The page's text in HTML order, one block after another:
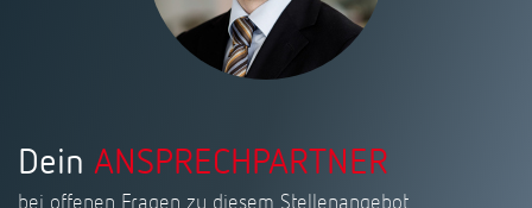
Dein ANSPRECHPARTNER
bei offenen Fragen zu diesem Stellenangebot